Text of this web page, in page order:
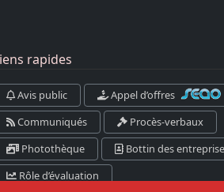
rapides
Avis public
Appel d’offres
Communiqués
Procès-verbaux
Photothèque
Bottin des
Rôle d’évaluation